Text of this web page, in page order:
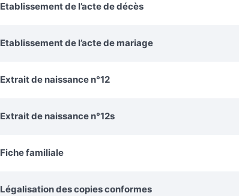
Etablissement de l’acte de décès
Etablissement de l’acte de mariage
Extrait de naissance n°12
Extrait de naissance n°12s
Fiche familiale
Légalisation des copies conformes